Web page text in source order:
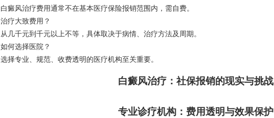
白癜风治疗费用通常不在基本医疗保险报销范围内，需自费。
治疗大致费用？
从几千元到千元以上不等，具体取决于病情、治疗方法及周期。
如何选择医院？
选择专业、规范、收费透明的医疗机构至关重要。
白癜风治疗：社保报销的现实与挑战
专业诊疗机构：费用透明与效果保护